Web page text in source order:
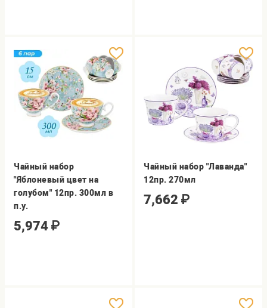
Чайный набор
"Яблоневый цвет на
голубом" 12пр. 300мл в
п.у.
5,974 ₽
Чайный набор "Лаванда"
12пр. 270мл
7,662 ₽